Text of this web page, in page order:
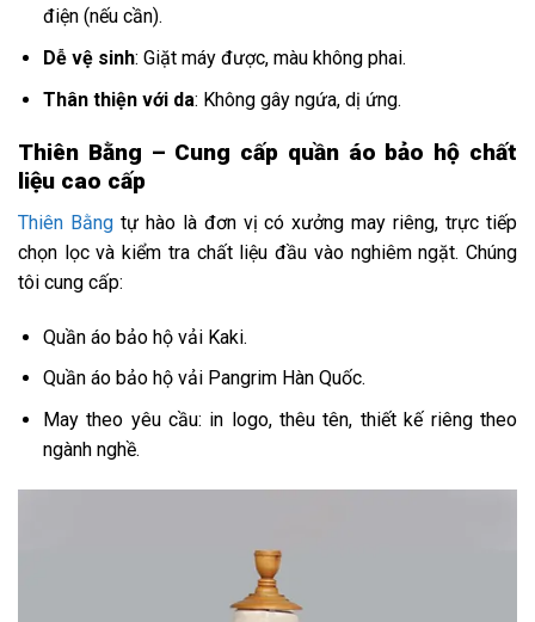
điện (nếu cần).
Dễ vệ sinh: Giặt máy được, màu không phai.
Thân thiện với da: Không gây ngứa, dị ứng.
Thiên Bằng – Cung cấp quần áo bảo hộ chất
liệu cao cấp
Thiên Bằngtự hào là đơn vị có xưởng may riêng, trực tiếp
chọn lọc và kiểm tra chất liệu đầu vào nghiêm ngặt. Chúng
tôi cung cấp:
Quần áo bảo hộ vải Kaki.
Quần áo bảo hộ vải Pangrim Hàn Quốc.
May theo yêu cầu: in logo, thêu tên, thiết kế riêng theo
ngành nghề.